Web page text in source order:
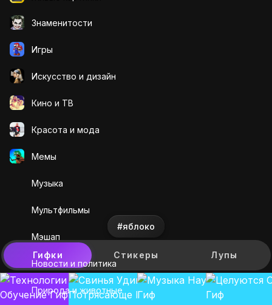
Знаменитости
Игры
Искусcтво и дизайн
Кино и ТВ
Красота и мода
Мемы
Музыка
Мультфильмы
Мэшап
Новости и политика
Природа и животные
#яблоко
Гифки Стикеры Лупы